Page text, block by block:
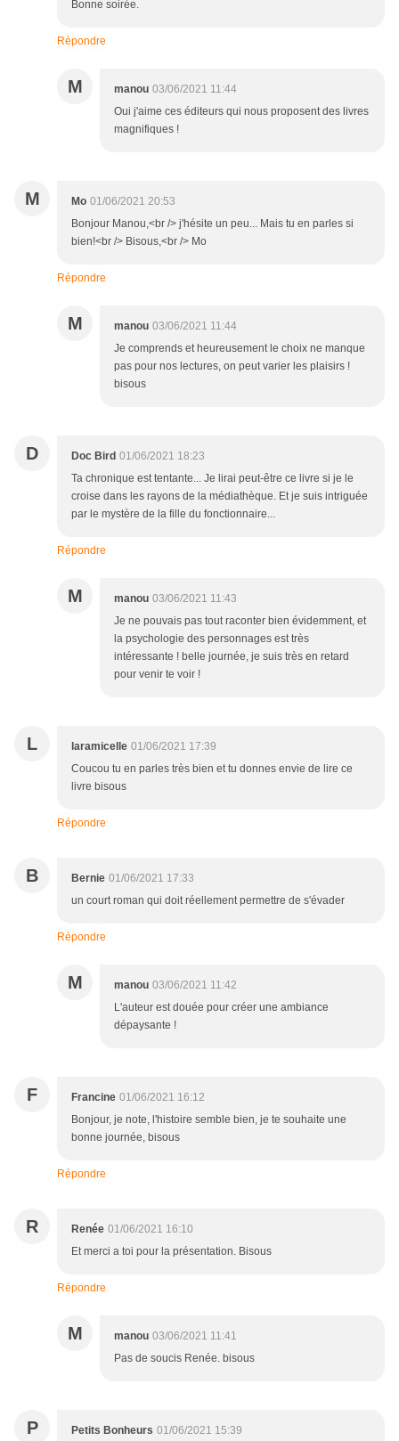
Bonne soirée.
Répondre
M manou 03/06/2021 11:44
Oui j'aime ces éditeurs qui nous proposent des livres
magnifiques !
M Mo 01/06/2021 20:53
Bonjour Manou,<br /> j'hésite un peu... Mais tu en parles si
bien!<br /> Bisous,<br /> Mo
Répondre
M manou 03/06/2021 11:44
Je comprends et heureusement le choix ne manque
pas pour nos lectures, on peut varier les plaisirs !
bisous
D Doc Bird 01/06/2021 18:23
Ta chronique est tentante... Je lirai peut-être ce livre si je le
croise dans les rayons de la médiathèque. Et je suis intriguée
par le mystère de la fille du fonctionnaire...
Répondre
M manou 03/06/2021 11:43
Je ne pouvais pas tout raconter bien évidemment, et
la psychologie des personnages est très
intéressante ! belle journée, je suis très en retard
pour venir te voir !
L laramicelle 01/06/2021 17:39
Coucou tu en parles très bien et tu donnes envie de lire ce
livre bisous
Répondre
B Bernie 01/06/2021 17:33
un court roman qui doit réellement permettre de s'évader
Répondre
M manou 03/06/2021 11:42
L'auteur est douée pour créer une ambiance
dépaysante !
F Francine 01/06/2021 16:12
Bonjour, je note, l'histoire semble bien, je te souhaite une
bonne journée, bisous
Répondre
R Renée 01/06/2021 16:10
Et merci a toi pour la présentation. Bisous
Répondre
M manou 03/06/2021 11:41
Pas de soucis Renée. bisous
P Petits Bonheurs 01/06/2021 15:39